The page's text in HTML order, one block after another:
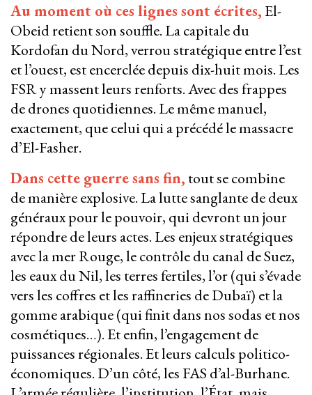
Au moment où ces lignes sont écrites,El-
Obeid retient son souffle. La capitale du
Kordofan du Nord, verrou stratégique entre l’est
et l’ouest, est encerclée depuis dix-huit mois. Les
FSR y massent leurs renforts. Avec des frappes
de drones quotidiennes. Le même manuel,
exactement, que celui qui a précédé le massacre
d’El-Fasher.
Dans cette guerre sans fin, tout se combine
de manière explosive. La lutte sanglante de deux
généraux pour le pouvoir, qui devront un jour
répondre de leurs actes. Les enjeux stratégiques
avec la mer Rouge, le contrôle du canal de Suez,
les eaux du Nil, les terres fertiles, l’or (qui s’évade
vers les coffres et les raffineries de Dubaï) et la
gomme arabique (qui finit dans nos sodas et nos
cosmétiques…). Et enfin, l’engagement de
puissances régionales. Et leurs calculs politico-
économiques. D’un côté, les FAS d’al-Burhane.